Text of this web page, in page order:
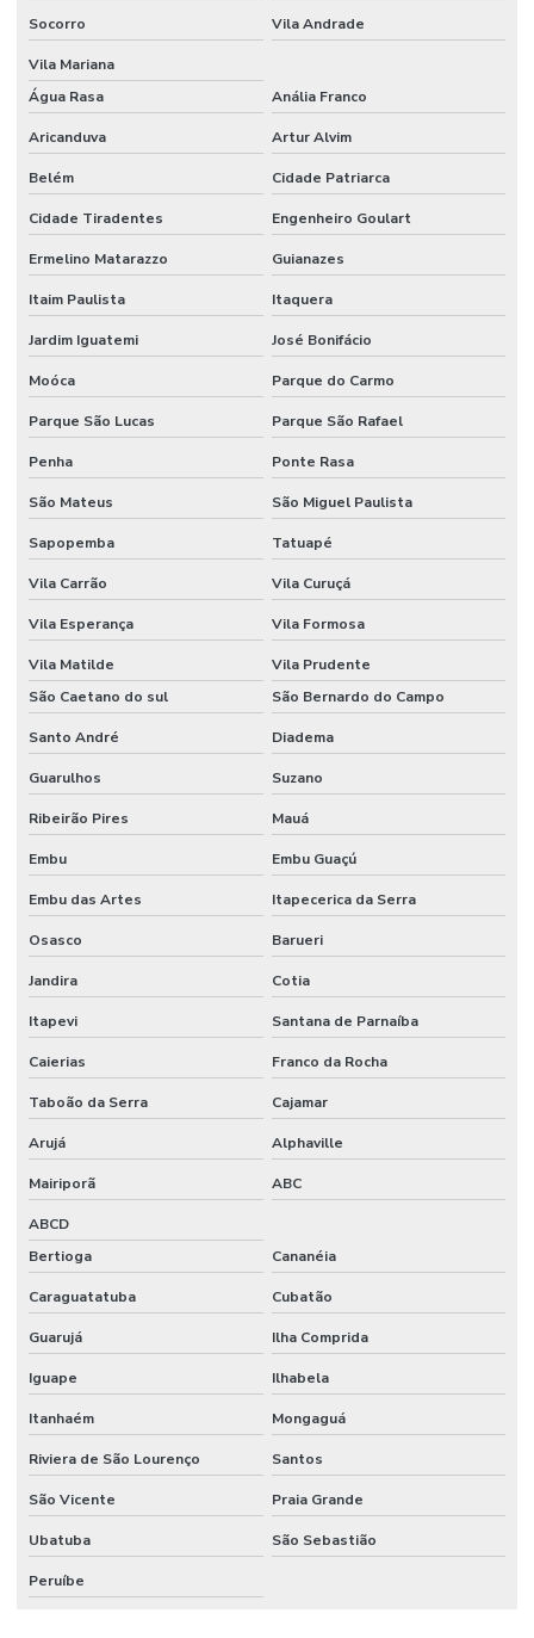
Socorro Vila Andrade
Vila Mariana
Água Rasa
Anália Franco
Aricanduva Artur Alvim
Belém Cidade Patriarca
Cidade Tiradentes Engenheiro Goulart
Ermelino Matarazzo Guianazes
Itaim Paulista Itaquera
Jardim Iguatemi José Bonifácio
Moóca Parque do Carmo
Parque São Lucas Parque São Rafael
Penha Ponte Rasa
São Mateus São Miguel Paulista
Sapopemba Tatuapé
Vila Carrão Vila Curuçá
Vila Esperança Vila Formosa
Vila Matilde
Vila Prudente
São Caetano do sul
São Bernardo do Campo
Santo André Diadema
Guarulhos Suzano
Ribeirão Pires Mauá
Embu Embu Guaçú
Embu das Artes Itapecerica da Serra
Osasco Barueri
Jandira Cotia
Itapevi Santana de Parnaíba
Caierias Franco da Rocha
Taboão da Serra Cajamar
Arujá Alphaville
Mairiporã ABC
ABCD
Bertioga
Cananéia
Caraguatatuba Cubatão
Guarujá Ilha Comprida
Iguape Ilhabela
Itanhaém Mongaguá
Riviera de São Lourenço Santos
São Vicente Praia Grande
Ubatuba São Sebastião
Peruíbe